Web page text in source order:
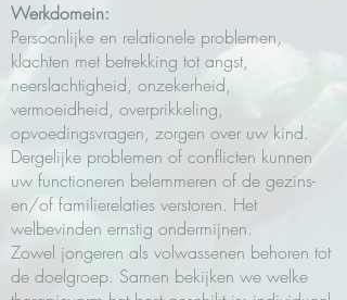
Werkdomein:
Persoonlijke en relationele problemen,
klachten met betrekking tot angst,
neerslachtigheid, onzekerheid,
vermoeidheid, overprikkeling,
opvoedingsvragen, zorgen over uw kind.
Dergelijke problemen of conflicten kunnen
uw functioneren belemmeren of de gezins-
en/of familierelaties verstoren. Het
welbevinden ernstig ondermijnen.
Zowel jongeren als volwassenen behoren tot
de doelgroep. Samen bekijken we welke